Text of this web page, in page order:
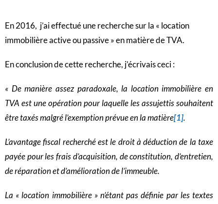
En 2016, j’ai effectué une recherche sur la « location
immobilière active ou passive » en matière de TVA.
En conclusion de cette recherche, j’écrivais ceci :
« De manière assez paradoxale, la location immobilière en
TVA est une opération pour laquelle les assujettis souhaitent
être taxés malgré l’exemption prévue en la matière[1].
L’avantage fiscal recherché est le droit à déduction de la taxe
payée pour les frais d’acquisition, de constitution, d’entretien,
de réparation et d’amélioration de l’immeuble.
La « location immobilière » n’étant pas définie par les textes